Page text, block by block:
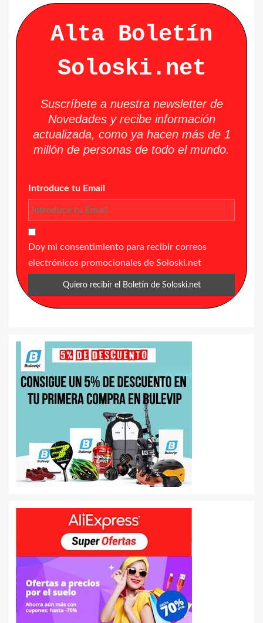
Alta Boletín
Soloski.net
Suscríbete a nuestra newsletter de
Novedades y recibe información
actualizada, como ya hacen más de 1
millón de personas de todo el mundo.
Introduce tu Email
Doy mi consentimiento para recibir correos
electrónicos promocionales de Soloski.net